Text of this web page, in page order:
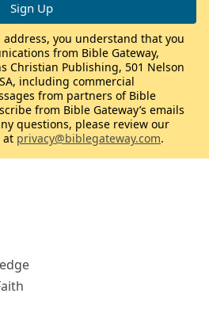
you understand that you
from Bible Gateway,
Christian Publishing, 501 Nelson
including commercial
from partners of Bible
from Bible Gateway’s emails
questions, please review our
at privacy@biblegateway.com.